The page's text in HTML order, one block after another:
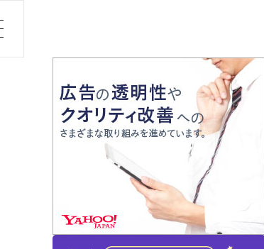
トップ
ユーザーの声
占いの流れ